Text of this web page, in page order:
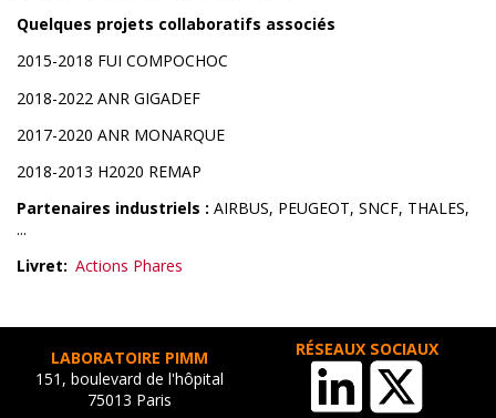
Quelques projets collaboratifs associés
2015-2018 FUI COMPOCHOC
2018-2022 ANR GIGADEF
2017-2020 ANR MONARQUE
2018-2013 H2020 REMAP
Partenaires industriels : AIRBUS, PEUGEOT, SNCF, THALES,
...
Livret
Actions Phares
LABORATOIRE PIMM
151, boulevard de l'hôpital
75013 Paris
RÉSEAUX SOCIAUX